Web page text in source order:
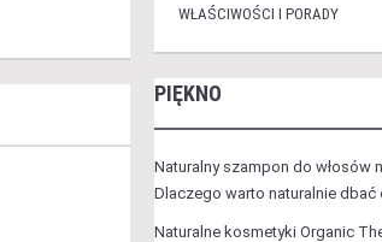
WŁAŚCIWOŚCI I PORADY
PIĘKNO
Naturalny szampon do włosów
Dlaczego warto naturalnie dbać
Naturalne kosmetyki Organic